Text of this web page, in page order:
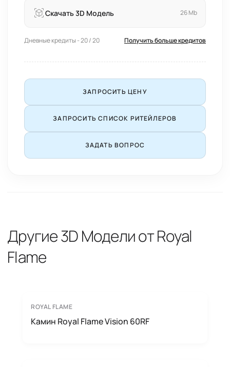
Скачать 3D Модель 26 Mb
Дневные кредиты - 20 / 20 Получить больше кредитов
ЗАПРОСИТЬ ЦЕНУ
ЗАПРОСИТЬ СПИСОК РИТЕЙЛЕРОВ
ЗАДАТЬ ВОПРОС
Другие 3D Модели от Royal
Flame
ROYAL FLAME
Камин Royal Flame Vision 60RF